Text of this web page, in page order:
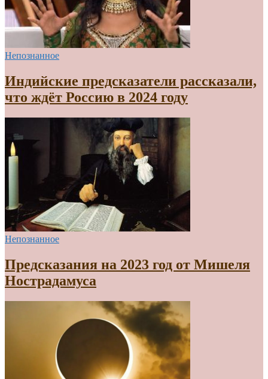
Непознанное
Индийские предсказатели рассказали,
что ждёт Россию в 2024 году
Непознанное
Предсказания на 2023 год от Мишеля
Нострадамуса